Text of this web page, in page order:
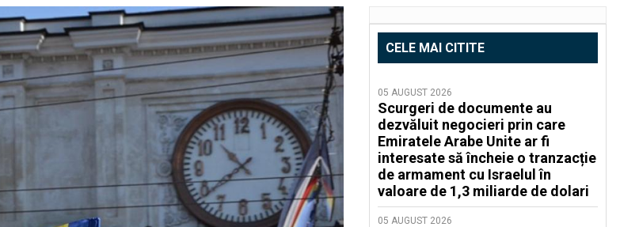
CELE MAI CITITE
05 AUGUST 2026
Scurgeri de documente au
dezvăluit negocieri prin care
Emiratele Arabe Unite ar fi
interesate să încheie o tranzacție
de armament cu Israelul în
valoare de 1,3 miliarde de dolari
05 AUGUST 2026